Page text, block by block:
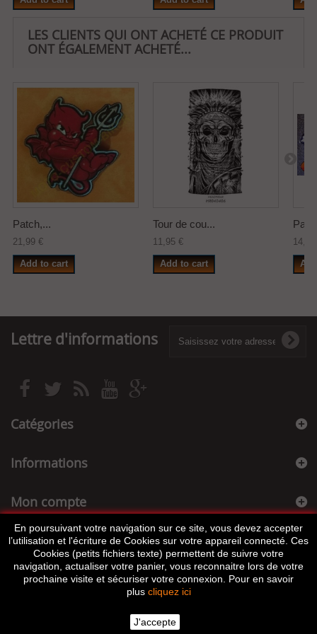
LES CLIENTS QUI ONT ACHETÉ CE PRODUIT
ONT ÉGALEMENT ACHETÉ...
Patch,...
21,99 €
Add to cart
Tour de cou...
11,95 €
Add to cart
Lettre d'informations
Catégories
Informations
Mon compte
Informations sur votre boutique
En poursuivant votre navigation sur ce site, vous devez accepter
l’utilisation et l'écriture de Cookies sur votre appareil connecté. Ces
Cookies (petits fichiers texte) permettent de suivre votre
navigation, actualiser votre panier, vous reconnaitre lors de votre
prochaine visite et sécuriser votre connexion. Pour en savoir
plus cliquez ici
J'accepte